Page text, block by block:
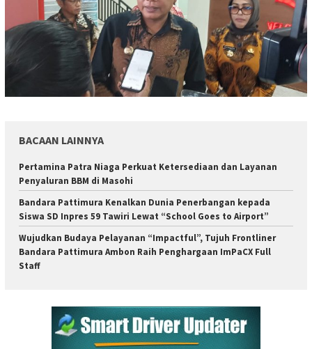
BACAAN LAINNYA
Pertamina Patra Niaga Perkuat Ketersediaan dan Layanan
Penyaluran BBM di Masohi
Bandara Pattimura Kenalkan Dunia Penerbangan kepada
Siswa SD Inpres 59 Tawiri Lewat “School Goes to Airport”
Wujudkan Budaya Pelayanan “Impactful”, Tujuh Frontliner
Bandara Pattimura Ambon Raih Penghargaan ImPaCX Full
Staff